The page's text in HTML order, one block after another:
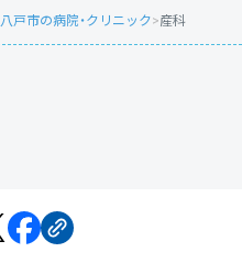
八戸市の病院・クリニック>産科